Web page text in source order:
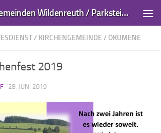
Kirchengemeinden Wildenreuth / Parkstein und Kirchendemenreuth
/ KIRCHENGEMEINDE /ÖKUMENE
2019
· 28. JUNI 2019